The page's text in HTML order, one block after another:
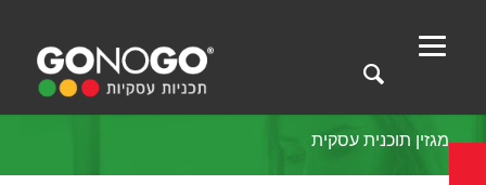
מגזין תוכנית עסקית